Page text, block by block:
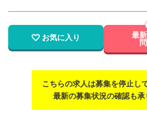
お気に入り 最
こちらの求人は募集を停止し
最新の募集状況の確認も承